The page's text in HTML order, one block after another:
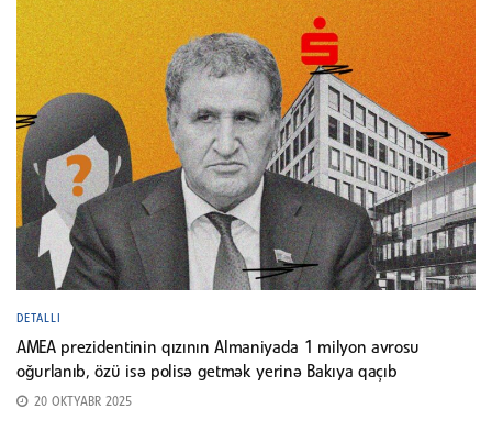
DETALLI
AMEA prezidentinin qızının Almaniyada 1 milyon avrosu
oğurlanıb, özü isə polisə getmək yerinə Bakıya qaçıb
20 OKTYABR 2025